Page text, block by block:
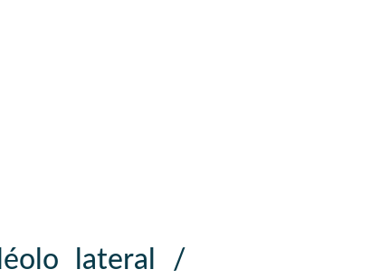
lateral /